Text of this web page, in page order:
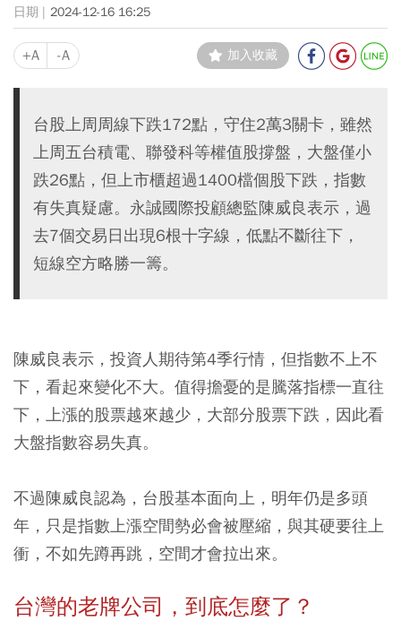
2024-12-16 16:25
+A -A 加入收藏
台股上周周線下跌172點，守住2萬3關卡，雖然
上周五台積電、聯發科等權值股撐盤，大盤僅小
跌26點，但上市櫃超過1400檔個股下跌，指數
有失真疑慮。永誠國際投顧總監陳威良表示，過
去7個交易日出現6根十字線，低點不斷往下，
短線空方略勝一籌。
陳威良表示，投資人期待第4季行情，但指數不上不
下，看起來變化不大。值得擔憂的是騰落指標一直往
下，上漲的股票越來越少，大部分股票下跌，因此看
大盤指數容易失真。
不過陳威良認為，台股基本面向上，明年仍是多頭
年，只是指數上漲空間勢必會被壓縮，與其硬要往上
衝，不如先蹲再跳，空間才會拉出來。
台灣的老牌公司，到底怎麼了？